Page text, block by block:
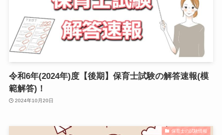
令和6年(2024年)度【後期】保育士試験の解答速報(模
範解答)！
2024年10月20日
保育士の試験情報